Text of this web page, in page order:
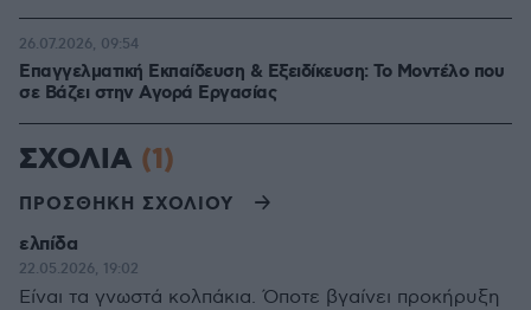
Επαγγελματική Εκπαίδευση & Εξειδίκευση: Το Mοντέλο που
σε Bάζει στην Aγορά Eργασίας
26.07.2026, 09:54
ΣΧΟΛΙΑ (1)
ΠΡΟΣΘΗΚΗ ΣΧΟΛΙΟΥ
ελπίδα
22.05.2026, 19:02
Είναι τα γνωστά κολπάκια. Όποτε βγαίνει προκήρυξη